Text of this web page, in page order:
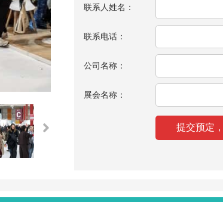
联系人姓名：
联系电话：
公司名称：
展会名称：